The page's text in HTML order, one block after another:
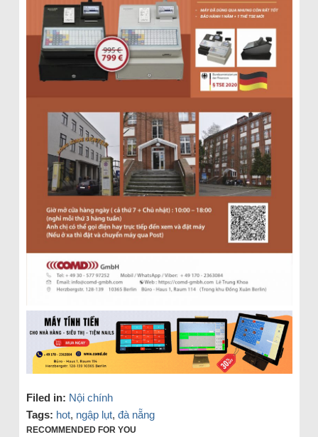
Filed in: Nội chính
Tags: hot, ngập lụt, đà nẵng
RECOMMENDED FOR YOU